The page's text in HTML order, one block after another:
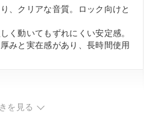
、クリアな音質。ロック向けと
く動いてもずれにくい安定感。
みと実在感があり、長時間使用
を見る